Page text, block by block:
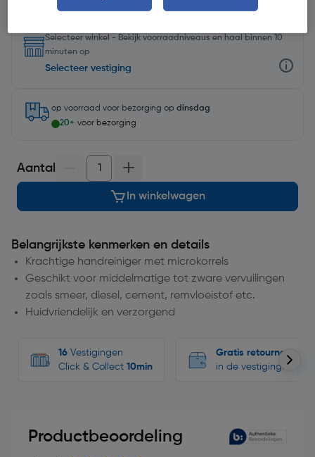
Selecteer winkel - Bekijk voorraadniveaus en haal binnen 10
minuten op
Selecteer vestiging
op voorraad voor bezorging op dinsdag
20+ voor bezorging
Aantal
In winkelwagen
Belangrijkste kenmerken en details
Krachtige handreiniger met microkorrels
Geschikt voor middelmatige tot zware vervuilingen
zoals smeer, diesel, cement, remvloeistof etc.
Huidvriendelijk en verzorgend
16 Vestigingen
Click & Collect 10min
Gratis retourneren
in de vestigingen
Productbeoordeling